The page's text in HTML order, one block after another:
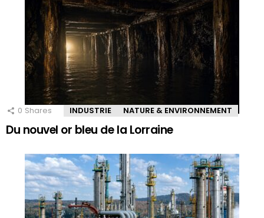
0 Shares INDUSTRIE NATURE & ENVIRONNEMENT
Du nouvel or bleu de la Lorraine